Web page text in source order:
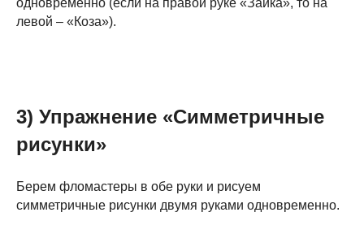
одновременно (если на правой руке «Зайка», то на
левой – «Коза»).
3) Упражнение «Симметричные
рисунки»
Берем фломастеры в обе руки и рисуем
симметричные рисунки двумя руками одновременно.